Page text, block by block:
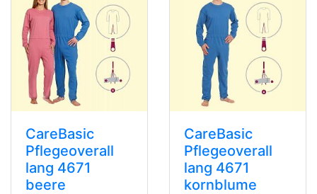
CareBasic
Pflegeoverall
lang 4671
beere
CareBasic
Pflegeoverall
lang 4671
kornblume